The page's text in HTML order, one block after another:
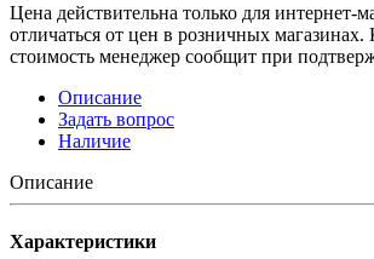
Цена действительна только для интернет-
отличаться от цен в розничных
стоимость менеджер сообщит при
Описание
Задать вопрос
Наличие
Описание
Характеристики